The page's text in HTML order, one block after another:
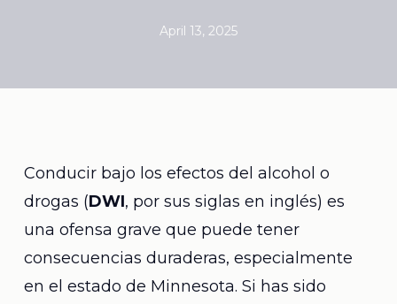
April 13, 2025
Conducir bajo los efectos del alcohol o
drogas (DWI, por sus siglas en inglés) es
una ofensa grave que puede tener
consecuencias duraderas, especialmente
en el estado de Minnesota. Si has sido